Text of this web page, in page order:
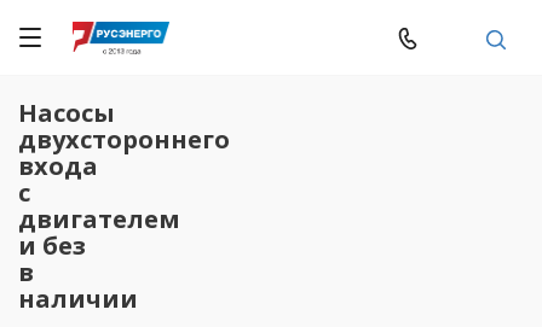
Насосы
двухстороннего
входа
с
двигателем
и без
в
наличии